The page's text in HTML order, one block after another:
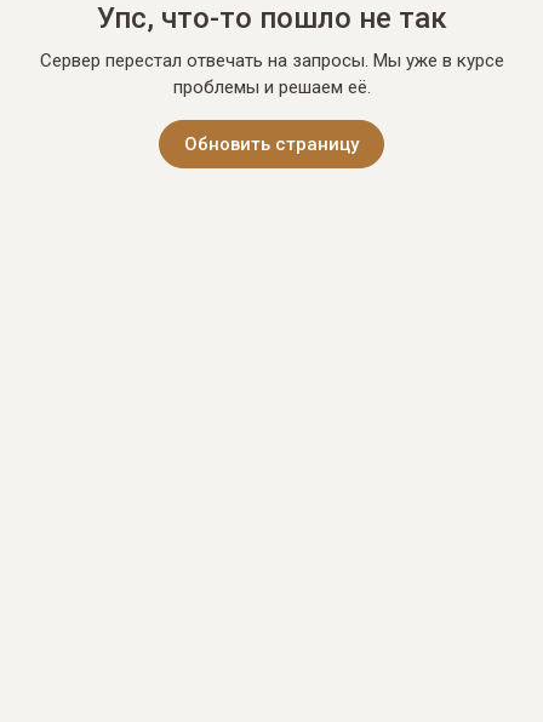
Упс, что-то пошло не так
Сервер перестал отвечать на запросы. Мы уже в курсе
проблемы и решаем её.
Обновить страницу